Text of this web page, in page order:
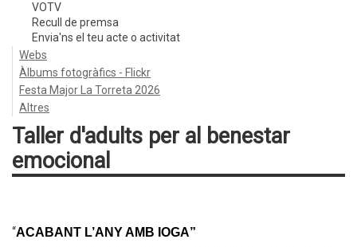
VOTV
Recull de premsa
Envia'ns el teu acte o activitat
Webs
Àlbums fotogràfics - Flickr
Festa Major La Torreta 2026
Altres
Taller d'adults per al benestar
emocional
“ACABANT L’ANY AMB IOGA”